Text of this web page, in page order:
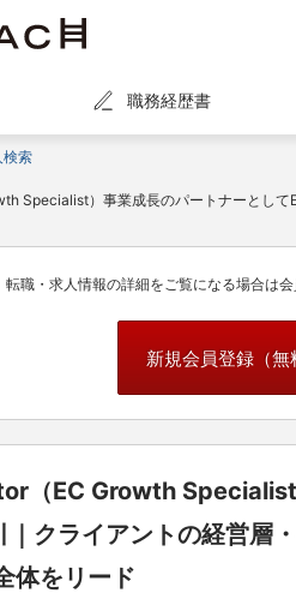
職務経歴書
検索
Specialist）事業成長のパートナーとし
転職・求人情報の詳細をご覧になる場合は
新規会員登録（無
（EC Growth Specialist
｜クライアントの経営層
体をリード